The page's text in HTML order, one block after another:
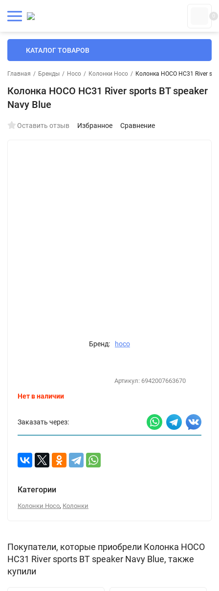
0
КАТАЛОГ ТОВАРОВ
Главная / Бренды / Hoco / Колонки Hoco / Колонка HOCO HC31 River
Колонка HOCO HC31 River sports BT speaker
Navy Blue
Оставить отзыв Избранное Сравнение
Бренд: hoco
Артикул: 6942007663670
Нет в наличии
Заказать через:
Категории
Колонки Hoco, Колонки
Покупатели, которые приобрели Колонка HOCO
HC31 River sports BT speaker Navy Blue, также
купили